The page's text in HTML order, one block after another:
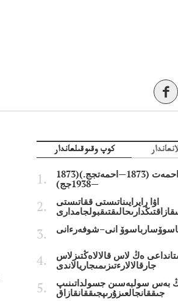
كوپ وقىوقىلعاندار
بايتۇرسىنۇلى، احمەت (1873—احمەتجج.)(1873
—1938جج)
اۋا رايرايىناتىستى ققاتىستى
انى–شوفەرءانى
ەڭ لاس قالالاەڭتىزلاس
جارقالالارءتىزىمىجاريالاندى
بەس سولبەسىن جسولداتىنىپ
جىققانجالعىزۇرىپجىققانقازاق